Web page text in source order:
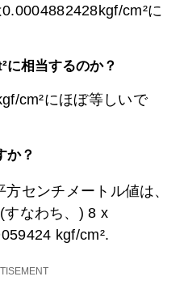
cm²に
相当するのか？
cm²にほぼ等しいで
か？
センチメートル値は、
すなわち、) 8 x
kgf/cm².